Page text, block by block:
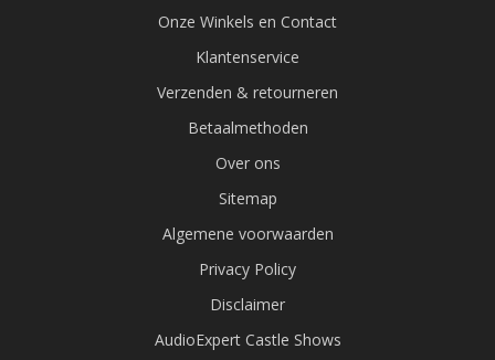
Onze Winkels en Contact
Klantenservice
Verzenden & retourneren
Betaalmethoden
Over ons
Sitemap
Algemene voorwaarden
Privacy Policy
Disclaimer
AudioExpert Castle Shows